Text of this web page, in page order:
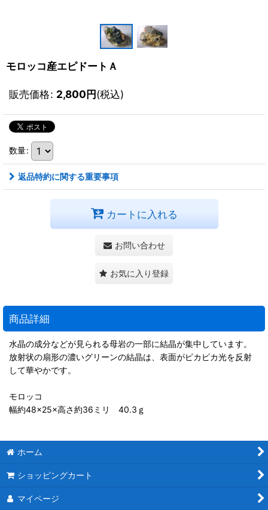
モロッコ産エピドートＡ
販売価格: 2,800円(税込)
数量:
返品特約に関する重要事項
カートに入れる
お問い合わせ
お気に入り登録
商品詳細
水晶の成分などが見られる母岩の一部に結晶が集中しています。
放射状の扇形の濃いグリーンの結晶は、表面がピカピカ光を反射
して華やかです。
モロッコ
幅約48×25×高さ約36ミリ 40.3ｇ
ホーム
ショッピングカート
マイページ